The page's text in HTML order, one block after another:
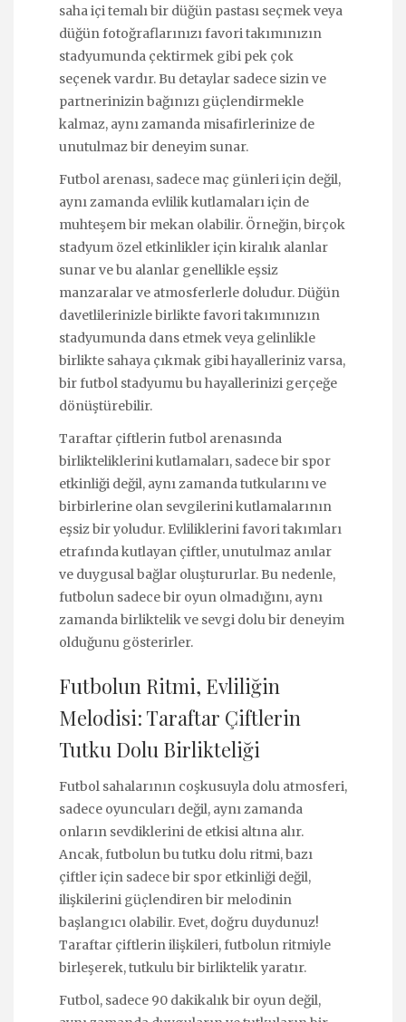
saha içi temalı bir düğün pastası seçmek veya
düğün fotoğraflarınızı favori takımınızın
stadyumunda çektirmek gibi pek çok
seçenek vardır. Bu detaylar sadece sizin ve
partnerinizin bağınızı güçlendirmekle
kalmaz, aynı zamanda misafirlerinize de
unutulmaz bir deneyim sunar.
Futbol arenası, sadece maç günleri için değil,
aynı zamanda evlilik kutlamaları için de
muhteşem bir mekan olabilir. Örneğin, birçok
stadyum özel etkinlikler için kiralık alanlar
sunar ve bu alanlar genellikle eşsiz
manzaralar ve atmosferlerle doludur. Düğün
davetlilerinizle birlikte favori takımınızın
stadyumunda dans etmek veya gelinlikle
birlikte sahaya çıkmak gibi hayalleriniz varsa,
bir futbol stadyumu bu hayallerinizi gerçeğe
dönüştürebilir.
Taraftar çiftlerin futbol arenasında
birlikteliklerini kutlamaları, sadece bir spor
etkinliği değil, aynı zamanda tutkularını ve
birbirlerine olan sevgilerini kutlamalarının
eşsiz bir yoludur. Evliliklerini favori takımları
etrafında kutlayan çiftler, unutulmaz anılar
ve duygusal bağlar oluştururlar. Bu nedenle,
futbolun sadece bir oyun olmadığını, aynı
zamanda birliktelik ve sevgi dolu bir deneyim
olduğunu gösterirler.
Futbolun Ritmi, Evliliğin
Melodisi: Taraftar Çiftlerin
Tutku Dolu Birlikteliği
Futbol sahalarının coşkusuyla dolu atmosferi,
sadece oyuncuları değil, aynı zamanda
onların sevdiklerini de etkisi altına alır.
Ancak, futbolun bu tutku dolu ritmi, bazı
çiftler için sadece bir spor etkinliği değil,
ilişkilerini güçlendiren bir melodinin
başlangıcı olabilir. Evet, doğru duydunuz!
Taraftar çiftlerin ilişkileri, futbolun ritmiyle
birleşerek, tutkulu bir birliktelik yaratır.
Futbol, sadece 90 dakikalık bir oyun değil,